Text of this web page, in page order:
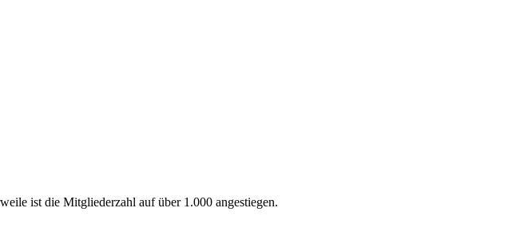
ist die Mitgliederzahl auf über 1.000 angestiegen.